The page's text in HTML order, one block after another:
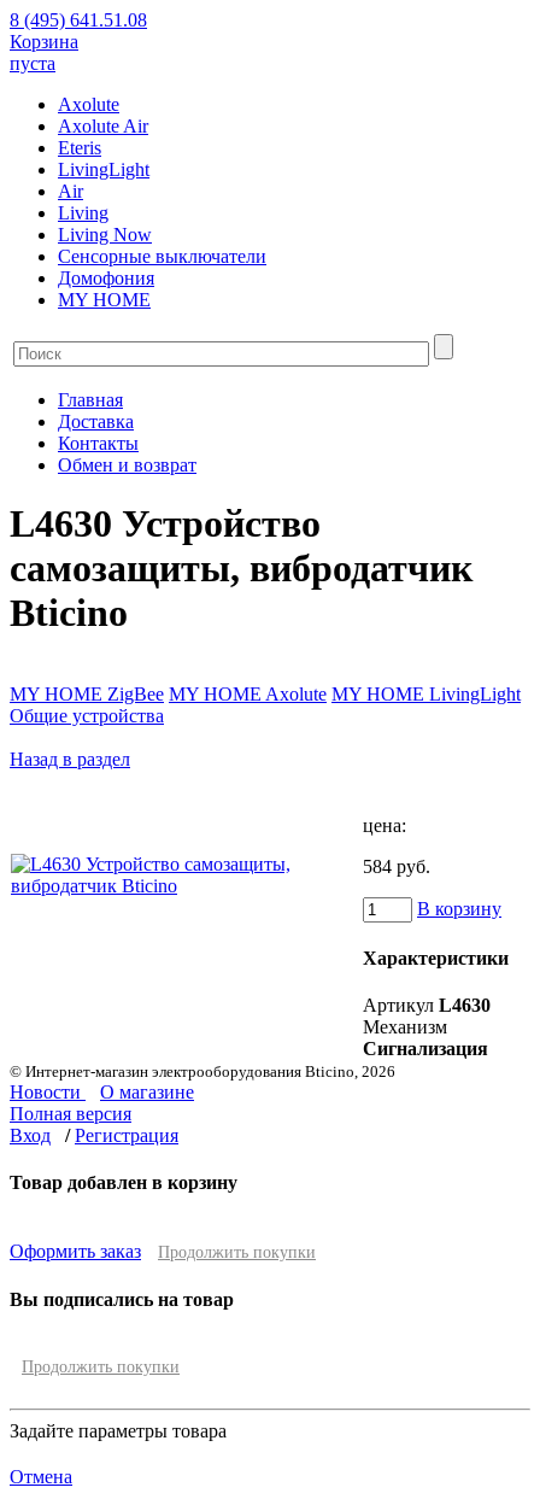
8 (495) 641.51.08
Корзина
пуста
Axolute
Axolute Air
Eteris
LivingLight
Air
Living
Living Now
Сенсорные выключатели
Домофония
MY HOME
Главная
Доставка
Контакты
Обмен и возврат
L4630 Устройство
самозащиты, вибродатчик
Bticino
MY HOME ZigBee MY HOME Axolute MY HOME LivingLight
Общие устройства
Назад в раздел
цена:
584 руб.
В корзину
Характеристики
Артикул L4630
Механизм
Сигнализация
© Интернет-магазин электрооборудования Bticino, 2026
Новости
О магазине
Полная версия
Вход
/ Регистрация
Товар добавлен в корзину
Оформить заказ Продолжить покупки
Вы подписались на товар
Продолжить покупки
Задайте параметры товара
Отмена